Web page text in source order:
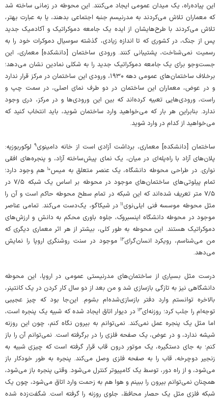
این پیاده‌ر‌اه، یک میدان عمومی ایجاد می‌کنند. این محوطه در زمانی ساخته شد
که معماران تلاش می‌کردند به مدرنیسم جنبه‌ اجتماعی بدهند، یا به عبارت بهتر،
تلاش می‌کردند با طرح‌هایشان از ایده‌ یک جامعه‌ دموکراتیک و آکادمیک جدید
پس ‌از ‌جنگ، در کشوری که تا اندازه‌ زیادی، گذشته‌ سوسیال دموکرات خود را به
رسمیت نمی‌شناخت، پشتیبانی کنند. ورودی ساختمان [دانشکده‌] معماری، این
جست‌و‌جو برای یک جامعه‌ دموکراتیک جدید را به شکلی نمادین نشان می‌دهد؛
برخلاف ساختمان‌های عمومی دهه‌ ۱۹۳۰، ورودی این ساختمان در مرکز قرار ندارد
و در عوض، معماران این ساختمان در دو طرف نمای اصلی، در سمت چپ و
راست، ورودی‌هایی تعبیه کرده‌اند که بین این ورودی‌ها و در مرکز، دری وجود
ندارد. بنابراین هر بار که می‌خواهید وارد ساختمان شوید، باید انتخاب کنید که
می‌خواهید از کدام در وارد شوید.
ساختمان [دانشکده‌] معماری، برداشت آزادی است از خانه‌ دامینوی۹ لوکوربوزیه:
پلان‌های آزاد با راه‌پله‌ای در میان، یک نمای پیش‌ساخته‌ آزاد، و پنجره‌های افقی
نواری. در طراحی محوطه‌ دانشگاه، یک عنصر متعلق به میس۱۰هم وجود دارد؛
تمام پیلوتی‌های ساختمان‌های موجود در محوطه بر اساس یک شبکه‌ ۷/۵ در
۷/۵ متر تعریف شده‌اند که این شبکه در تمام سطح محوطه حاکم است و آن را
مثل محوطه‌ موسسه‌ فنی ایلی‌نوی۱۱ در شیکاگو، یک‌دست می‌کند. تمامی عناصر
موجود در محوطه‌ دانشگاه اینسبروک، جلوه‌ باوری محکم به دانش و ارزش‌های
دموکراتیک هستند. این محوطه به طور کلی، بیشتر از هر اثر معماری دیگری که
من می‌شناسم، رویکرد انسان‌گرای۱۲ موجود در سنت روشنگری اروپا را نمایش
می‌دهد.
درست مثل بسیاری از ساختمان‌های مدرنیستی عمومی در اروپا، این محوطه‌
دانشگاهی نیز به‌ تازگی بازسازی شد و من بعد از دو سال کار کردن در یک کانتینر،
بالاخره توانستم وارد دفتر بازسازی‌شده‌ام بشوم. این‌جا بود که چیز عجیبی
توجه‌ام را جلب کرد؛ روزنه‌ای۱۳در دیوار اتاق ایجاد شده که شبیه یک پنجره است،
اما مثل یک پنجره عمل نمی‌کند. نمی‌توانم به بیرون نگاه کنم، چون این روزنه
شیشه ندارد، و در عوض، یک صفحه‌ فلزی را در برگرفته است. نمی‌توانم آن را باز
کنم؛ به جای دستگیره، یک موتور درون قاب قرار گرفته است که چیزی شبیه به
زنجیر دوچرخه، قاب را به صفحه‌ فلزی وصل می‌کند. پنجره به طور خودکار باز
می‌شود، و از راه دور، توسط یک کامپیوتر کنترل می‌شود. وقتی پنجره باز می‌شود،
همچنان نمی‌توانم بیرون را ببینم و هوا هم به زحمت وارد اتاق می‌شود، چون یک
شبکه‌ فلزی مثل یک حصار محافظ، جلوی روزنه را گرفته است. شگفت‌زده شده